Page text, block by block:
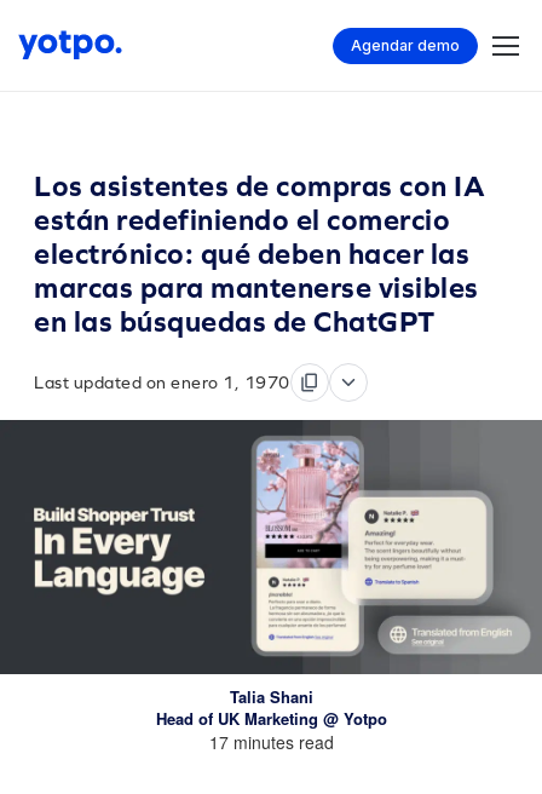
Agendar demo
Los asistentes de compras con IA
están redefiniendo el comercio
electrónico: qué deben hacer las
marcas para mantenerse visibles
en las búsquedas de ChatGPT
Last updated on enero 1, 1970
Talia Shani
Head of UK Marketing @ Yotpo
17 minutes read